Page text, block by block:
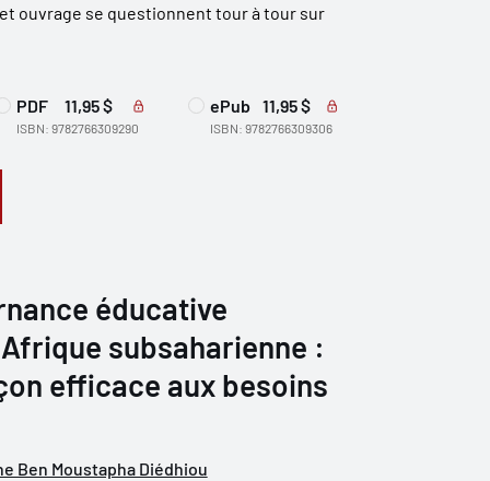
ouvrage se questionnent tour à tour sur
PDF 11,95 $
ISBN: 9782766309290
ePub 11,95 $
ISBN: 9782766309306
éducative
subsaharienne :
efficace aux besoins
Ben Moustapha Diédhiou